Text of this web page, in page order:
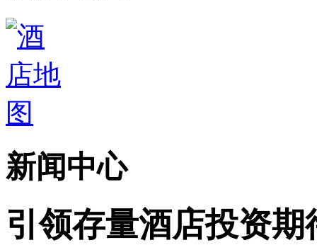
新闻中心
引领存量酒店投资